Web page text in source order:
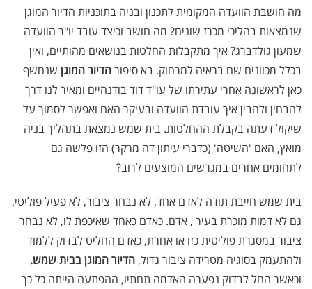
מה חושבת הוועדה המקומית לתכנון ובניה בתוכניות הדיור המוגן
שנמצאות בהליכי מכרז שונים? מה חושב וכיצד עובד יו"ר הוועדה
שמעון גולדברג? איך מתקבלות החלטות בנושאים מהותיים, ואין
בכלל מכוונים שם בראיה למרחוק. בא סיפורהדיור המוגן שנחשף
כאן לראשונה אחרי עתירתו של עו"ד דוד בודנהיים ומאיר לנו דרך
להבחין ולהבין איך עובדת הוועדה ובעיקר האם ואפשר לסמוך על
שיקול דעתה בקבלת ההחלטות. בית שמש נמצאת בתהליך בניה
מואץ, האם 'השיטה' (כדברי עיתון דה מרקר) הזו פלשה גם
לתחומים אחרים במגרשים המוצעים לרוב?
בית שמש חייבת תודה לאדם אחד, לא נבחר ציבור, לא פעיל פוליטי,
גם לא דמות מוכרת בעיר , אדם. כאדם כאחד שאיכפת לו, לא נבחר
ציבור במסגרת פוליטית כזו או אחרת, כאדם החליט לבדוק ללמוד
ולהתעמק בסוגיה מטרידה ציבור גדול,הדיור המוגן בבית שמש.
וכאשר החל לבדוק נפערה האדמה תחתיו, ההפתעה הייתה כל כך